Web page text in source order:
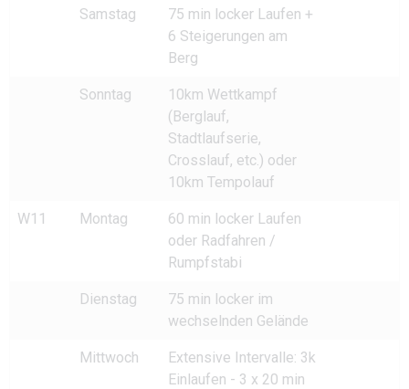
Samstag
75 min locker Laufen +
6 Steigerungen am
Berg
Sonntag
10km Wettkampf
(Berglauf,
Stadtlaufserie,
Crosslauf, etc.) oder
10km Tempolauf
W11 Montag
60 min locker Laufen
oder Radfahren /
Rumpfstabi
Dienstag
75 min locker im
wechselnden Gelände
Mittwoch
Extensive Intervalle: 3k
Einlaufen - 3 x 20 min